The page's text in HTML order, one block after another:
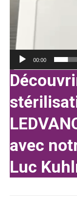
00:00
avec
Luc